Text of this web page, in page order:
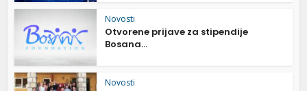
Novosti
Otvorene prijave za stipendije
Bosana...
Novosti